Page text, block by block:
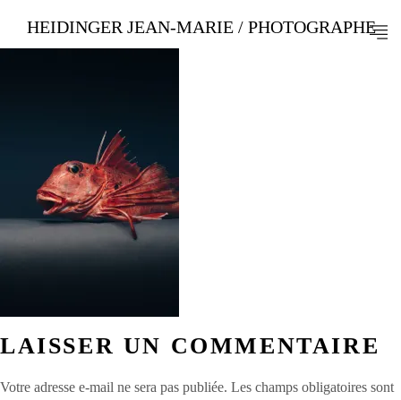
HEIDINGER JEAN-MARIE / PHOTOGRAPHE
LAISSER UN COMMENTAIRE
Votre adresse e-mail ne sera pas publiée. Les champs obligatoires sont